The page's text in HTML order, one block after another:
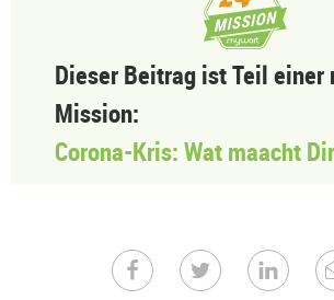
Dieser Beitrag ist Teil einer
Mission:
Corona-Kris: Wat maacht